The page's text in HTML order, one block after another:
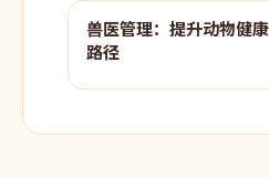
兽医管理：提升动物健
路径